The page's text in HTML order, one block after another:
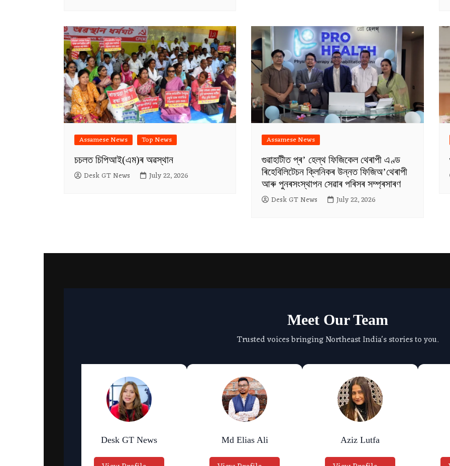
Assamese News Top News
চচলত চিপিআই(এম)ৰ অৱস্থান
Desk GT News July 22, 2026
Assamese News
গুৱাহাটীত প্ৰ’ হেল্থ ফিজিকেল থেৰাপী এণ্ড
ৰিহেবিলিটেচন ক্লিনিকৰ উন্নত ফিজিঅ’থেৰাপী
আৰু পুনৰসংস্থাপন সেৱাৰ পৰিসৰ সম্প্ৰসাৰণ
Desk GT News July 22, 2026
Meet Our Team
Trusted voices bringing Northeast India's stories to you.
Desk GT News Md Elias Ali Aziz Lutfa